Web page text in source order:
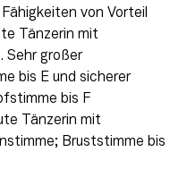
von Vorteil
Tänzerin mit
Sehr großer
bis E und sicherer
bis F
Tänzerin mit
Bruststimme bis